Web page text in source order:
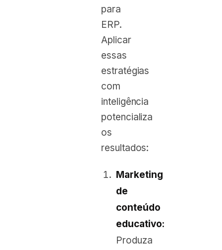
para
ERP.
Aplicar
essas
estratégias
com
inteligência
potencializa
os
resultados:
Marketing
de
conteúdo
educativo:
Produza